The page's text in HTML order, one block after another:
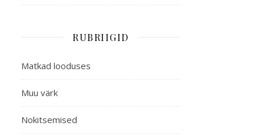
RUBRIIGID
Matkad looduses
Muu värk
Nokitsemised